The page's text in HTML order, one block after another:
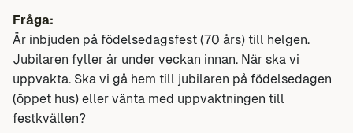
Fråga:
Är inbjuden på födelsedagsfest (70 års) till helgen.
Jubilaren fyller år under veckan innan. När ska vi
uppvakta. Ska vi gå hem till jubilaren på födelsedagen
(öppet hus) eller vänta med uppvaktningen till
festkvällen?